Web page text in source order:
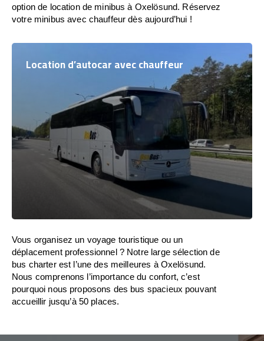
option de location de minibus à Oxelösund. Réservez
votre minibus avec chauffeur dès aujourd’hui !
Location d’autocar avec chauffeur
Vous organisez un voyage touristique ou un
déplacement professionnel ? Notre large sélection de
bus charter est l’une des meilleures à Oxelösund.
Nous comprenons l’importance du confort, c’est
pourquoi nous proposons des bus spacieux pouvant
accueillir jusqu’à 50 places.